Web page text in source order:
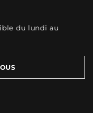
du lundi au